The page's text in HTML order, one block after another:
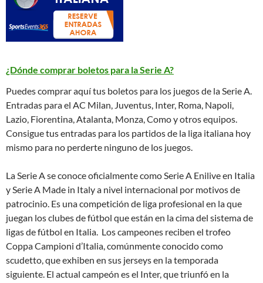
¿Dónde comprar boletos para la Serie A?
Puedes comprar aquí tus boletos para los juegos de la Serie A.
Entradas para el AC Milan, Juventus, Inter, Roma, Napoli,
Lazio, Fiorentina, Atalanta, Monza, Como y otros equipos.
Consigue tus entradas para los partidos de la liga italiana hoy
mismo para no perderte ninguno de los juegos.
La Serie A se conoce oficialmente como Serie A Enilive en Italia
y Serie A Made in Italy a nivel internacional por motivos de
patrocinio. Es una competición de liga profesional en la que
juegan los clubes de fútbol que están en la cima del sistema de
ligas de fútbol en Italia. Los campeones reciben el trofeo
Coppa Campioni d’Italia, comúnmente conocido como
scudetto, que exhiben en sus jerseys en la temporada
siguiente. El actual campeón es el Inter, que triunfó en la